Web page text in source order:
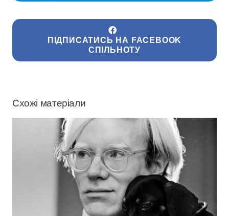
ПІДПИСАТИСЬ НА FACEBOOK
СПІЛЬНОТУ
Схожі матеріали